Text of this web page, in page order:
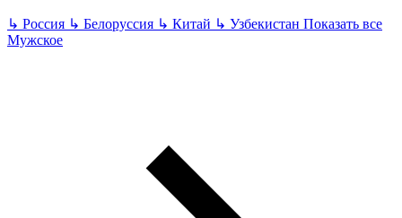
↳ Россия ↳ Белоруссия ↳ Китай ↳ Узбекистан Показать все
Мужское